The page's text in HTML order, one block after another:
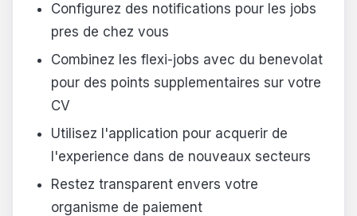
Configurez des notifications pour les jobs
pres de chez vous
Combinez les flexi-jobs avec du benevolat
pour des points supplementaires sur votre
CV
Utilisez l'application pour acquerir de
l'experience dans de nouveaux secteurs
Restez transparent envers votre
organisme de paiement